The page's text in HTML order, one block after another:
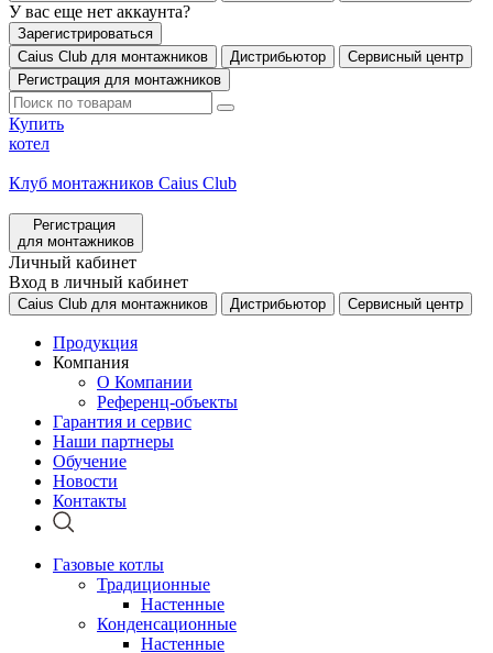
У вас еще нет аккаунта?
Зарегистрироваться
Caius Club для монтажников
Дистрибьютор
Сервисный центр
Регистрация для монтажников
Купить
котел
Клуб монтажников Caius Club
Регистрация
для монтажников
Личный кабинет
Вход в личный кабинет
Caius Club для монтажников Дистрибьютор Сервисный центр
Продукция
Компания
О Компании
Референц-объекты
Гарантия и сервис
Наши партнеры
Обучение
Новости
Контакты
Газовые котлы
Традиционные
Настенные
Конденсационные
Настенные